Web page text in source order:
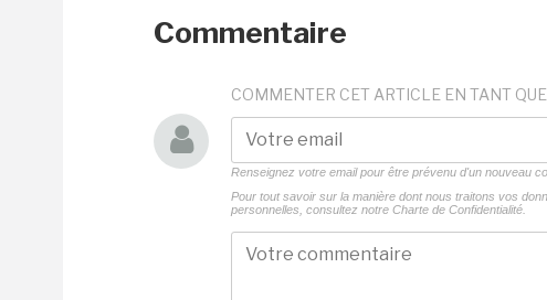
Commentaire
COMMENTER CET ARTICLE EN TANT QUE
Renseignez votre email pour être prévenu d'un nouveau
Pour tout savoir sur la manière dont nous traitons vos
personnelles, consultez notre Charte de Confidentialité.